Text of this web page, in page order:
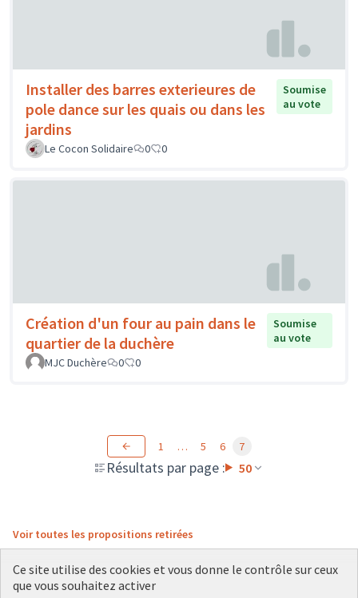
Installer des barres exterieures de
pole dance sur les quais ou dans les
jardins
Soumise
au vote
Le Cocon Solidaire 0 0
Création d'un four au pain dans le
quartier de la duchère
Soumise
au vote
MJC Duchère
0 0
Résultats par page : 50
1 … 5 6 7
Voir toutes les propositions retirées
Ce site utilise des cookies et vous donne le contrôle sur ceux
que vous souhaitez activer